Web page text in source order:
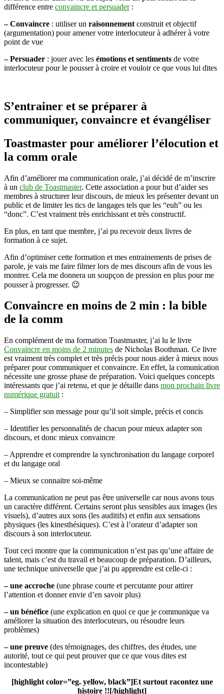
différence entre convaincre et persuader:
– Convaincre : utiliser un raisonnement construit et objectif
(argumentation) pour amener votre interlocuteur à adhérer à votre
point de vue
– Persuader : jouer avec les émotions et sentiments de votre
interlocuteur pour le pousser à croire et vouloir ce que vous lui dites
S’entrainer et se préparer à
communiquer, convaincre et évangéliser
Toastmaster pour améliorer l’élocution et
la comm orale
Afin d’améliorer ma communication orale, j’ai décidé de m’inscrire
à un club de Toastmaster. Cette association a pour but d’aider ses
membres à structurer leur discours, de mieux les présenter devant un
public et de limiter les tics de langages tels que les “euh” ou les
“donc”. C’est vraiment très enrichissant et très constructif.
En plus, en tant que membre, j’ai pu recevoir deux livres de
formation à ce sujet.
Afin d’optimiser cette formation et mes entrainements de prises de
parole, je vais me faire filmer lors de mes discours afin de vous les
montrer. Cela me donnera un soupçon de pression en plus pour me
pousser à progresser. 😉
Convaincre en moins de 2 min : la bible
de la comm
En complément de ma formation Toastmaster, j’ai lu le livre
Convaincre en moins de 2 minutes de Nicholas Boothman. Ce livre
est vraiment très complet et très précis pour nous aider à mieux nous
préparer pour communiquer et convaincre. En effet, la comunication
nécessite une grosse phase de préparation. Voici quelques concepts
intéressants que j’ai retenu, et que je détaille dans mon prochain livre
numérique gratuit :
– Simplifier son message pour qu’il soit simple, précis et concis
– Identifier les personnalités de chacun pour mieux adapter son
discours, et donc mieux convaincre
– Apprendre et comprendre la synchronisation du langage corporel
et du langage oral
– Mieux se connaitre soi-même
La communication ne peut pas être universelle car nous avons tous
un caractère différent. Certains seront plus sensibles aux images (les
visuels), d’autres aux sons (les auditifs) et enfin aux sensations
physiques (les kinesthésiques). C’est à l’orateur d’adapter son
discours à son interlocuteur.
Tout ceci montre que la communication n’est pas qu’une affaire de
talent, mais c’est du travail et beaucoup de préparation. D’ailleurs,
une technique universelle que j’ai pu apprendre est celle-ci :
– une accroche (une phrase courte et percutante pour attirer
l’attention et donner envie d’en savoir plus)
– un bénéfice (une explication en quoi ce que je communique va
améliorer la situation des interlocuteurs, ou résoudre leurs
problèmes)
– une preuve (des témoignages, des chiffres, des études, une
autorité, tout ce qui peut prouver que ce que vous dites est
incontestable)
[highlight color=”eg. yellow, black”]Et surtout racontez une
histoire !![/highlight]